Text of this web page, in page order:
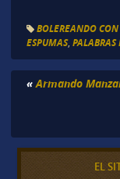
BOLEREANDO CON
ESPUMAS, PALABRAS
« Armando
EL